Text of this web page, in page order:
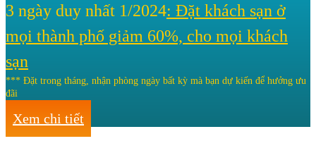
3 ngày duy nhất 1/2024: Đặt khách sạn ở
mọi thành phố giảm 60%, cho mọi khách
sạn
*** Đặt trong tháng, nhận phòng ngày bất kỳ mà bạn dự kiến để hưởng ưu
đãi
Xem chi tiết